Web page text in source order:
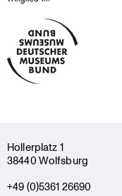
Holler­platz 1
38440 Wolfsburg
+49 (0)5361 26690